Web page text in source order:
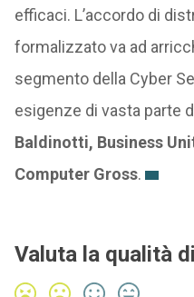
efficaci. L’accordo di
formalizzato va ad
segmento della Cyber
esigenze di vasta parte
Baldinotti, Business
Computer Gross.
Valuta la qualità